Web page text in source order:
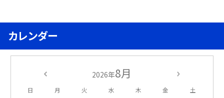
カレンダー
2026年8月
日 月 火 水 木 金 土